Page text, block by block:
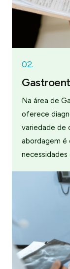
02.
Na área de
oferece
variedade de
abordagem é